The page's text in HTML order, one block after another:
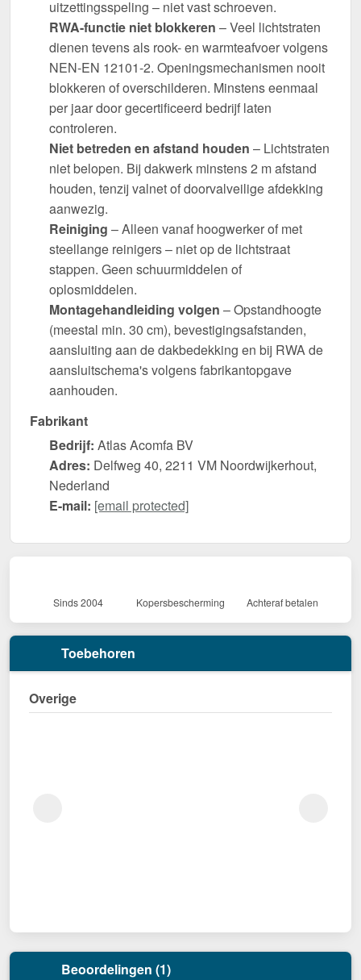
uitzettingsspeling – niet vast schroeven.
RWA-functie niet blokkeren – Veel lichtstraten
dienen tevens als rook- en warmteafvoer volgens
NEN-EN 12101-2. Openingsmechanismen nooit
blokkeren of overschilderen. Minstens eenmaal
per jaar door gecertificeerd bedrijf laten
controleren.
Niet betreden en afstand houden – Lichtstraten
niet belopen. Bij dakwerk minstens 2 m afstand
houden, tenzij valnet of doorvalveilige afdekking
aanwezig.
Reiniging – Alleen vanaf hoogwerker of met
steellange reinigers – niet op de lichtstraat
stappen. Geen schuurmiddelen of
oplosmiddelen.
Montagehandleiding volgen – Opstandhoogte
(meestal min. 30 cm), bevestigingsafstanden,
aansluiting aan de dakbedekking en bij RWA de
aansluitschema's volgens fabrikantopgave
aanhouden.
Fabrikant
Bedrijf: Atlas Acomfa BV
Adres: Delfweg 40, 2211 VM Noordwijkerhout,
Nederland
E-mail: [email protected]
Sinds 2004 Kopersbescherming Achteraf betalen
Toebehoren
Overige
Beoordelingen (1)